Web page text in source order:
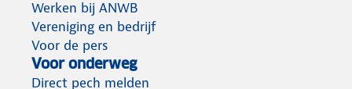
Werken bij ANWB
Vereniging en bedrijf
Voor de pers
Voor onderweg
Direct pech melden